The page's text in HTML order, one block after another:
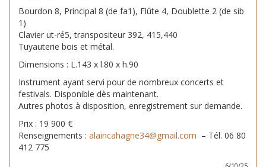
Bourdon 8, Principal 8 (de fa1), Flûte 4, Doublette 2 (de sib
1)
Clavier ut-ré5, transpositeur 392, 415,440
Tuyauterie bois et métal.
Dimensions : L.143 x l.80 x h.90
Instrument ayant servi pour de nombreux concerts et
festivals. Disponible dès maintenant.
Autres photos à disposition, enregistrement sur demande.
Prix : 19 900 €
Renseignements : alaincahagne34@gmail.com – Tél. 06 80
412 775